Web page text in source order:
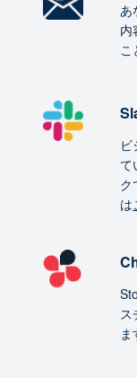
あ
内
こ
て
ク
は
ス
ま